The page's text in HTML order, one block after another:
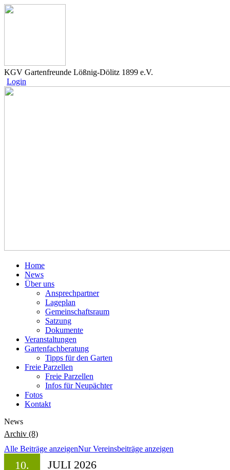
KGV Gartenfreunde Lößnig-Dölitz 1899 e.V.
Login
Home
News
Über uns
Ansprechpartner
Lageplan
Gemeinschaftsraum
Satzung
Dokumente
Veranstaltungen
Gartenfachberatung
Tipps für den Garten
Freie Parzellen
Freie Parzellen
Infos für Neupächter
Fotos
Kontakt
News
Archiv (8)
Alle Beiträge anzeigenNur Vereinsbeiträge anzeigen
10. JULI 2026